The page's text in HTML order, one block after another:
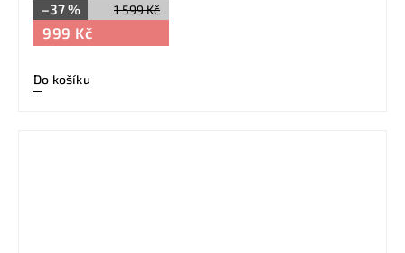
1 599 Kč
–37 %
999 Kč
Do košíku